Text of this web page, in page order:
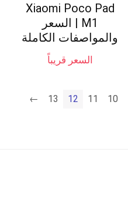
Xiaomi Poco Pad
M1 | السعر
والمواصفات الكاملة
السعر قريباً
10
11
12
13
←